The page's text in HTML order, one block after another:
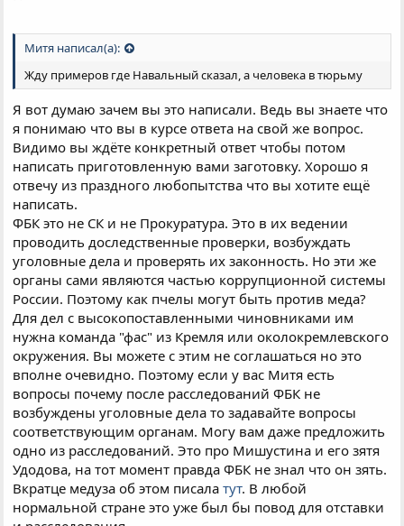
Митя написал(а):
Жду примеров где Навальный сказал, а человека в тюрьму
Я вот думаю зачем вы это написали. Ведь вы знаете что
я понимаю что вы в курсе ответа на свой же вопрос.
Видимо вы ждёте конкретный ответ чтобы потом
написать приготовленную вами заготовку. Хорошо я
отвечу из праздного любопытства что вы хотите ещё
написать.
ФБК это не СК и не Прокуратура. Это в их ведении
проводить доследственные проверки, возбуждать
уголовные дела и проверять их законность. Но эти же
органы сами являются частью коррупционной системы
России. Поэтому как пчелы могут быть против меда?
Для дел с высокопоставленными чиновниками им
нужна команда "фас" из Кремля или околокремлевского
окружения. Вы можете с этим не соглашаться но это
вполне очевидно. Поэтому если у вас Митя есть
вопросы почему после расследований ФБК не
возбуждены уголовные дела то задавайте вопросы
соответствующим органам. Могу вам даже предложить
одно из расследований. Это про Мишустина и его зятя
Удодова, на тот момент правда ФБК не знал что он зять.
Вкратце медуза об этом писалатут. В любой
нормальной стране это уже был бы повод для отставки